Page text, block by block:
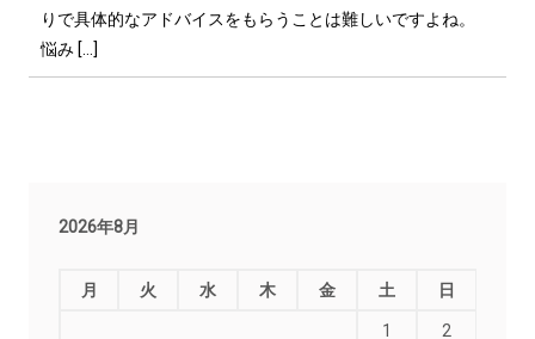
りで具体的なアドバイスをもらうことは難しいですよね。
悩み […]
2026年8月
月 火 水 木 金 土 日
1 2